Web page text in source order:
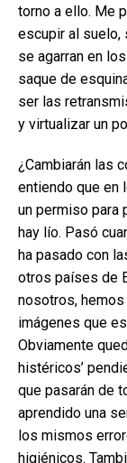
torno a ello. Me
escupir al suelo,
se agarran en
saque de
ser las
y virtualizar un
¿Cambiarán las
entiendo que en
un permiso para
hay lío. Pasó
ha pasado con
otros países de
nosotros,
imágenes que
Obviamente
histéricos’
que pasarán de
aprendido una
los mismos
higiénicos.